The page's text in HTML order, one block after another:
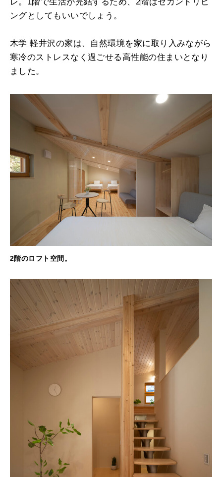
ングとしてもいいでしょう。
木学 軽井沢の家は、自然環境を家に取り入みながら
寒冷のストレスなく過ごせる高性能の住まいとなり
ました。
2階のロフト空間。